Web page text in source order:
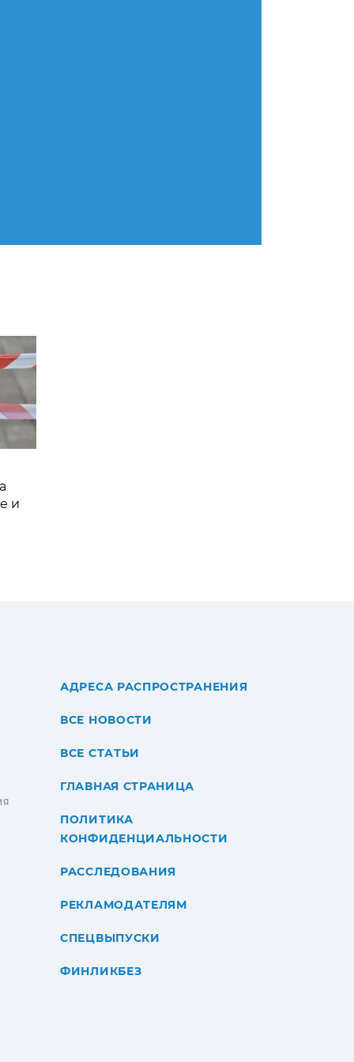
и
АДРЕСА РАСПРОСТРАНЕНИЯ
ВСЕ НОВОСТИ
ВСЕ СТАТЬИ
ГЛАВНАЯ СТРАНИЦА
ПОЛИТИКА
КОНФИДЕНЦИАЛЬНОСТИ
РАССЛЕДОВАНИЯ
РЕКЛАМОДАТЕЛЯМ
СПЕЦВЫПУСКИ
ФИНЛИКБЕЗ